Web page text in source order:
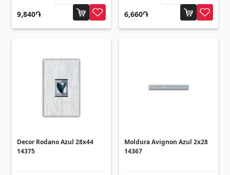
9,840֏ 6,660֏
Decor Rodano Azul 28x44
14375
Moldura Avignon Azul 2x28
14367